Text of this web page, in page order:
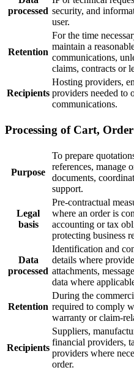
processed security, and
user.
Retention
For the time
maintain a
communications,
claims, contracts or
Recipients
Hosting providers,
providers needed to
communications.
Processing of Cart,
Purpose
To prepare
references, manage
documents,
support.
Legal
basis
Pre-contractual
where an order is
accounting or tax
protecting business
Data
processed
Identification and
details where
attachments,
data where
Retention
During the
required to comply
warranty or claim-
Recipients
Suppliers,
financial providers,
providers where
order.